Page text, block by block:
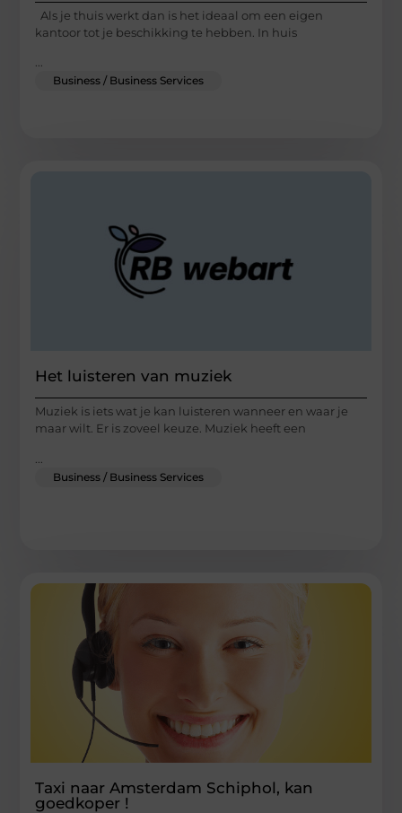
Als je thuis werkt dan is het ideaal om een eigen
kantoor tot je beschikking te hebben. In huis
...
Business / Business Services
Het luisteren van muziek
Muziek is iets wat je kan luisteren wanneer en waar je
maar wilt. Er is zoveel keuze. Muziek heeft een
Business / Business Services
Taxi naar Amsterdam Schiphol, kan
goedkoper !